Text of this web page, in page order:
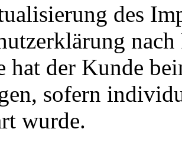
des
hat der Kunde
sofern
wurde.